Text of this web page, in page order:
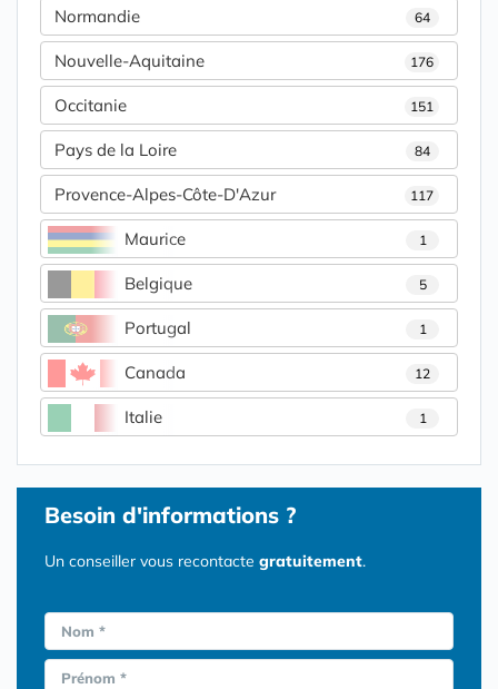
Normandie 64
Nouvelle-Aquitaine 176
Occitanie 151
Pays de la Loire 84
Provence-Alpes-Côte-D'Azur 117
Maurice 1
Belgique 5
Portugal 1
Canada 12
Italie 1
Besoin d'informations ?
Un conseiller vous recontacte gratuitement.
Nom *
Prénom *